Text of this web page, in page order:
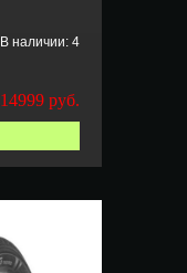
В наличии: 4
14999 руб.